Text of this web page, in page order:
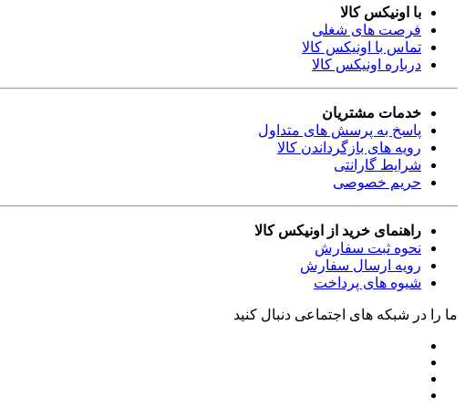
با اونیکس کالا
فرصت های شغلی
تماس با اونیکس کالا
درباره اونیکس کالا
خدمات مشتریان
پاسخ به پرسش های متداول
رویه های بازگرداندن کالا
شرایط گارانتی
حریم خصوصی
راهنمای خرید از اونیکس کالا
نحوه ثبت سفارش
رویه ارسال سفارش
شیوه های پرداخت
ما را در شبکه های اجتماعی دنبال کنید